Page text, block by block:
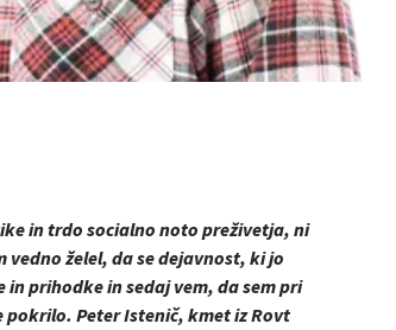
in trdo socialno noto preživetja, ni
želel, da se dejavnost, ki jo
prihodke in sedaj vem, da sem pri
pokrilo.Peter Istenič, kmet iz Rovt